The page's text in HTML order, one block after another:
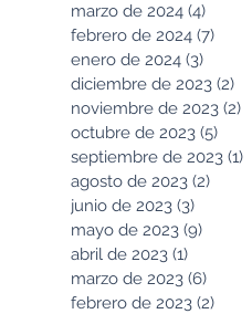
marzo de 2024 (4)
febrero de 2024 (7)
enero de 2024 (3)
diciembre de 2023 (2)
noviembre de 2023 (2)
octubre de 2023 (5)
septiembre de 2023 (1)
agosto de 2023 (2)
junio de 2023 (3)
mayo de 2023 (9)
abril de 2023 (1)
marzo de 2023 (6)
febrero de 2023 (2)